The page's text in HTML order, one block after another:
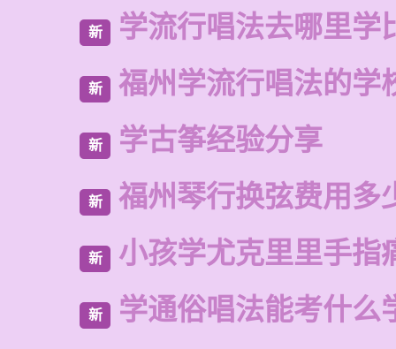
新 学流行唱法去哪里学
新 福州学流行唱法的学
新 学古筝经验分享
新 福州琴行换弦费用多
新 小孩学尤克里里手指
新 学通俗唱法能考什么